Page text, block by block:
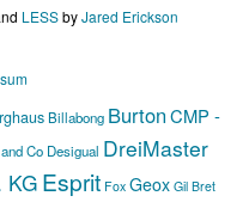
LESSbyJared Erickson
Billabong BurtonCMP -
Co Desigual DreiMaster
KG Esprit Fox Geox Gil Bret